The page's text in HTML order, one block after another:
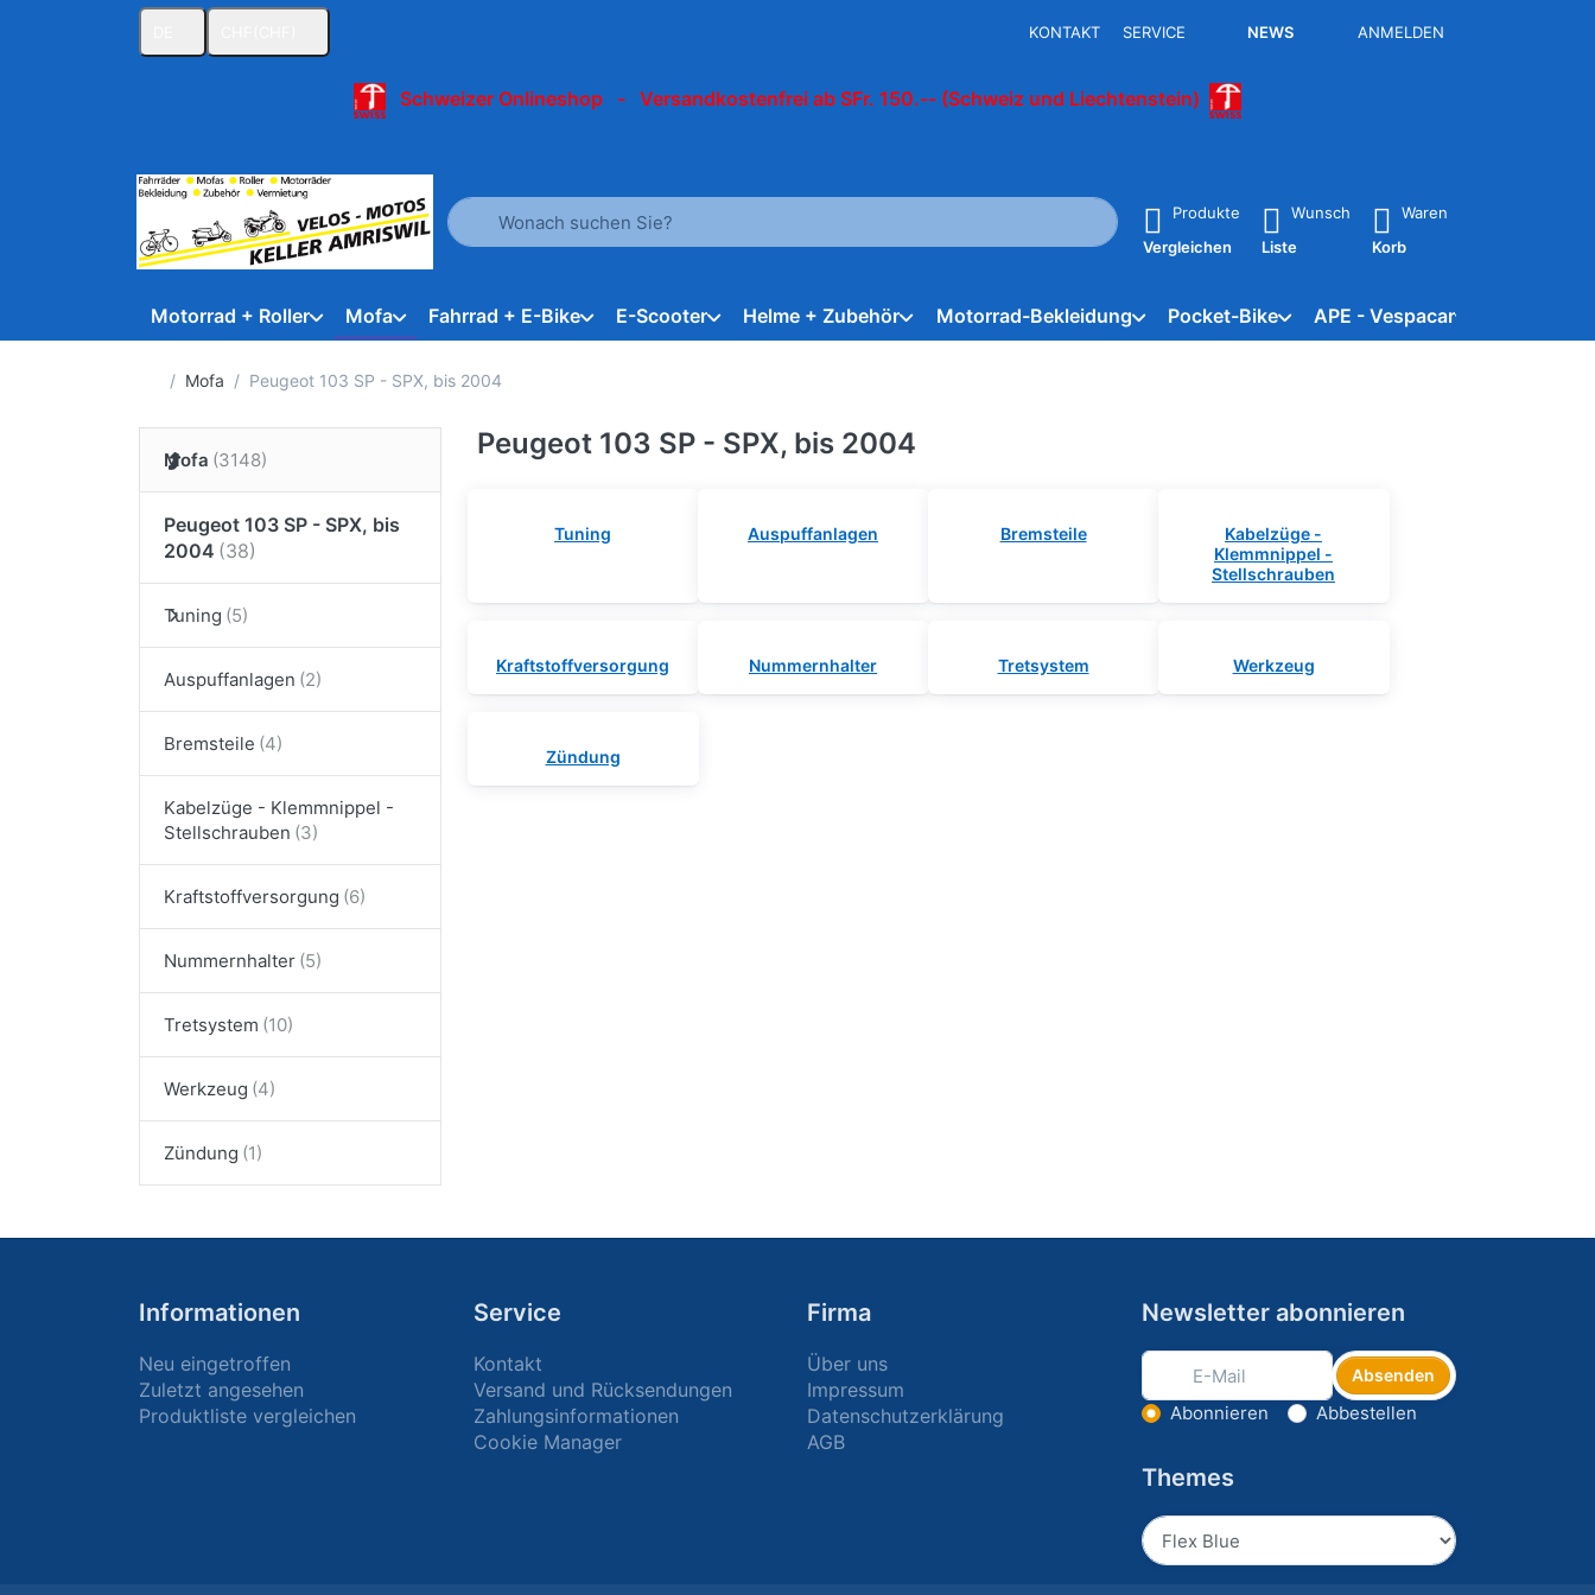
KONTAKT SERVICE NEWS ANMELDEN
Schweizer Onlineshop - Versandkostenfrei ab SFr. 150.-- (Schweiz und Liechtenstein)
Geben Sie einen Suchbegriff ein. Während Sie tippen, erscheinen automatisch erste Ergebnisse. Drücken Sie die Eingabetaste, um alle
Produkte
Vergleichen
Wunsch
Liste
Waren
Korb
Motorrad + Roller Mofa Fahrrad + E-Bike E-Scooter Helme + Zubehör Motorrad-Bekleidung Pocket-Bike APE - Vespacar
Startseite
Mofa Peugeot 103 SP - SPX, bis 2004
Mofa
Peugeot 103 SP - SPX, bis
2004
Tuning
Auspuffanlagen
Bremsteile
Kabelzüge - Klemmnippel -
Stellschrauben
Kraftstoffversorgung
Nummernhalter
Tretsystem
Werkzeug
Zündung
Peugeot 103 SP - SPX, bis 2004
Tuning Auspuffanlagen Bremsteile
Kabelzüge -
Klemmnippel -
Stellschrauben
Kraftstoffversorgung Nummernhalter Tretsystem Werkzeug
Zündung
Informationen
Neu eingetroffen
Zuletzt angesehen
Produktliste vergleichen
Service
Kontakt
Versand und Rücksendungen
Zahlungsinformationen
Cookie Manager
Firma
Über uns
Impressum
Datenschutzerklärung
AGB
Newsletter abonnieren
Absenden
Aktion wählen
Abonnieren Abbestellen
Themes